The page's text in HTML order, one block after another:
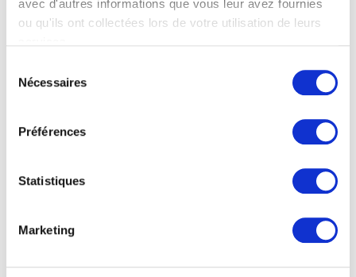
avec d'autres informations que vous leur avez fournies
ou qu'ils ont collectées lors de votre utilisation de leurs
Nécessaires
Préférences
Statistiques
Marketing
Charme Traditionnel
et Piscine au Sel à San